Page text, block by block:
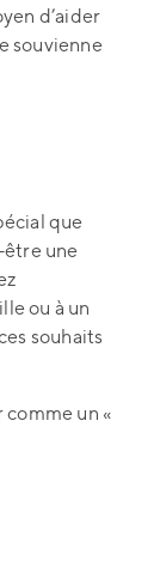
d’aider
souvienne
que
être une
ou à un
souhaits
un «